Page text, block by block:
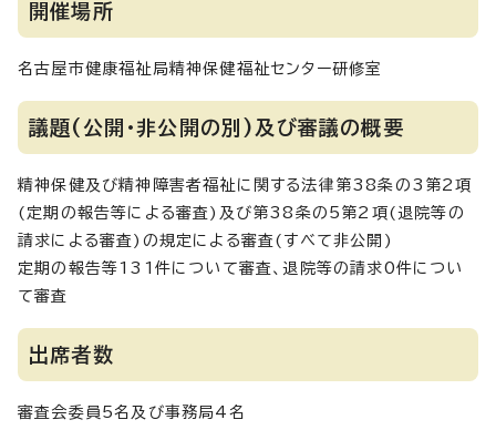
開催場所
名古屋市健康福祉局精神保健福祉センター研修室
議題(公開・非公開の別)及び審議の概要
精神保健及び精神障害者福祉に関する法律第38条の3第2項
(定期の報告等による審査)及び第38条の5第2項(退院等の
請求による審査)の規定による審査(すべて非公開)
定期の報告等131件について審査、退院等の請求0件につい
て審査
出席者数
審査会委員5名及び事務局4名